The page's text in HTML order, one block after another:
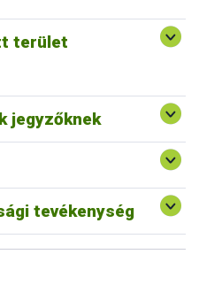
terület
jegyzőknek
egyéb gyomnövények ellen
tevékenység
belterületen
külterületen